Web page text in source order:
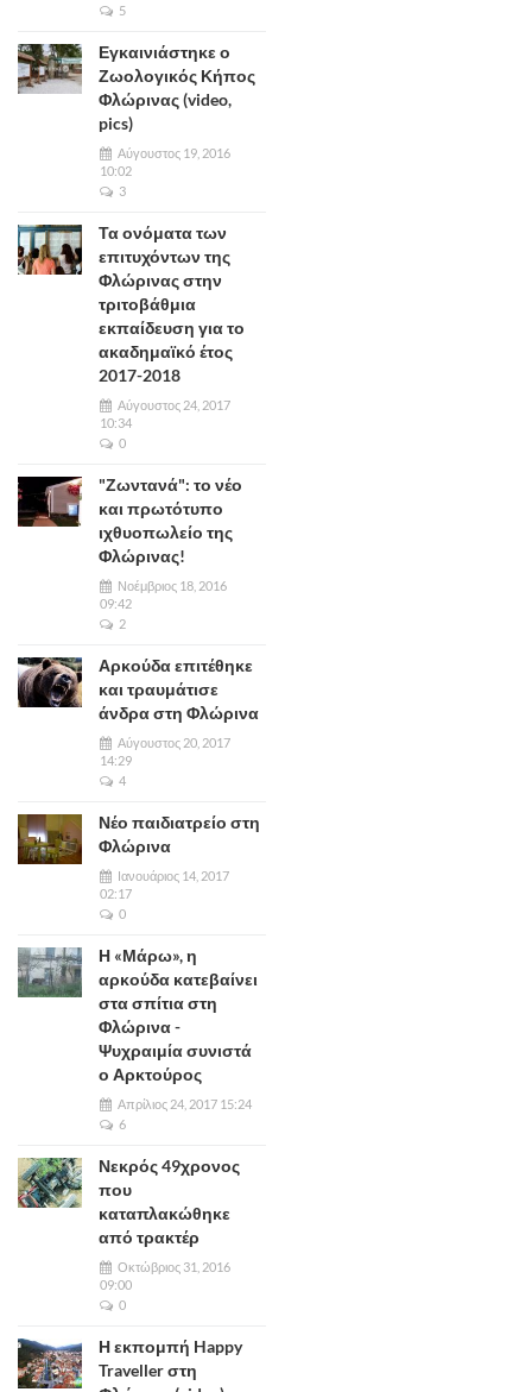
5
Εγκαινιάστηκε ο
Ζωολογικός Κήπος
Φλώρινας (video,
pics)
Αύγουστος 19, 2016
10:02
3
Τα ονόματα των
επιτυχόντων της
Φλώρινας στην
τριτοβάθμια
εκπαίδευση για το
ακαδημαϊκό έτος
2017-2018
Αύγουστος 24, 2017
10:34
0
"Ζωντανά": το νέο
και πρωτότυπο
ιχθυοπωλείο της
Φλώρινας!
Νοέμβριος 18, 2016
09:42
2
Αρκούδα επιτέθηκε
και τραυμάτισε
άνδρα στη Φλώρινα
Αύγουστος 20, 2017
14:29
4
Νέο παιδιατρείο στη
Φλώρινα
Ιανουάριος 14, 2017
02:17
0
Η «Μάρω», η
αρκούδα κατεβαίνει
στα σπίτια στη
Φλώρινα -
Ψυχραιμία συνιστά
ο Αρκτούρος
Απρίλιος 24, 2017 15:24
6
Νεκρός 49χρονος
που
καταπλακώθηκε
από τρακτέρ
Οκτώβριος 31, 2016
09:00
0
Η εκπομπή Happy
Traveller στη